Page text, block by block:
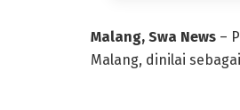
Malang, Swa News –
Malang, dinilai